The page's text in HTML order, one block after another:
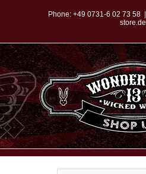
springen
Phone: +49 0731-6 02 73 58
store.de